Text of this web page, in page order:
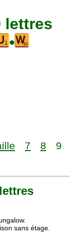
lettres
•
7 8
9
sans étage.